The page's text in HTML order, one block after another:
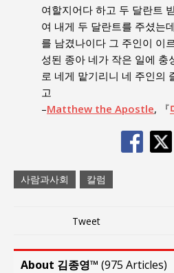
여할지어다 하고 두 달란트
여 내게 두 달란트를 주셨는
를 남겼나이다 그 주인이 이
성된 종아 네가 작은 일에 충
로 네게 맡기리니 네 주인의
고
–Matthew the Apostle, 『
사람과사회 칼럼
Tweet
About 김종영™ (975 Articles)